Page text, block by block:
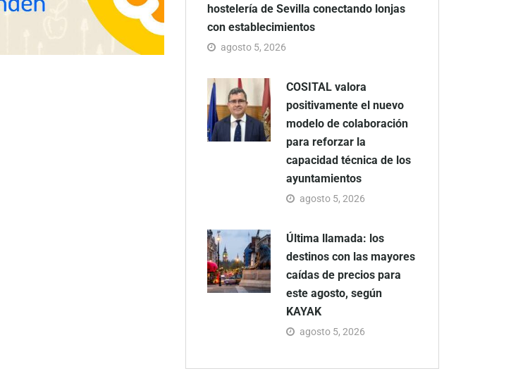
The Factory School explica por
qué aprender herramientas de IA
ya no es suficiente para los
hostelería de Sevilla conectando lonjas
con establecimientos
agosto 5, 2026
COSITAL valora
positivamente el nuevo
modelo de colaboración
para reforzar la
capacidad técnica de los
ayuntamientos
agosto 5, 2026
Última llamada: los
destinos con las mayores
caídas de precios para
este agosto, según
KAYAK
agosto 5, 2026